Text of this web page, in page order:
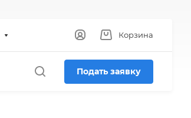
Корзина
Подать заявку